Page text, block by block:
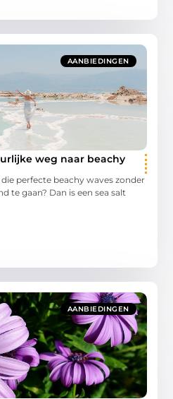
AANBIEDINGEN
weg naar beachy
perfecte beachy waves zonder
te gaan? Dan is een sea salt
AANBIEDINGEN